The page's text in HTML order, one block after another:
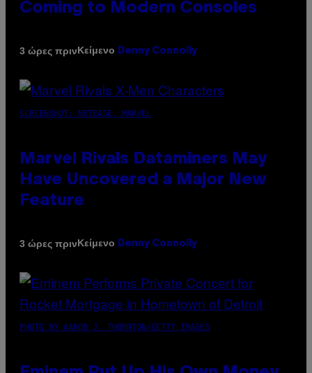
Coming to Modern Consoles
3 ώρες πρινΚείμενο Denny Connolly
SCREENSHOT: NETEASE, MARVEL
Marvel Rivals Dataminers May
Have Uncovered a Major New
Feature
3 ώρες πρινΚείμενο Denny Connolly
PHOTO BY AARON J. THORNTON/GETTY IMAGES